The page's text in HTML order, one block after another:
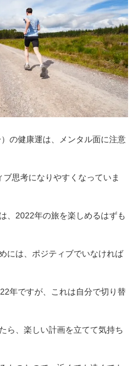
の健康運は、メンタル面に注意
思考になりやすくなっていま
、2022年の旅を楽しめるはずも
には、ポジティブでいなければ
年ですが、これは自分で切り替
ら、楽しい計画を立てて気持ち